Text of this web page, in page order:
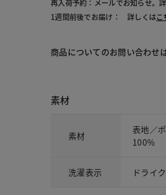
再入荷予約：メールでお知らせ。
1週間前後でお届け： 詳しくはこ
商品についてのお問い合わせ
素材
素材
表地／
100%
洗濯表示 ドライ